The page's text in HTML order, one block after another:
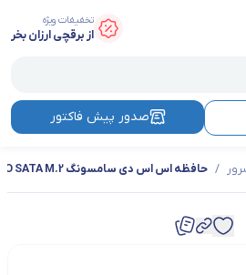
تخفیفات ویژه
از برقچی ارزان بخر
صدور پیش فاکتور
/ حافظه اس اس دی سامسونگ 860EVO SATA M.2 ظرفیت 1 ترابایت